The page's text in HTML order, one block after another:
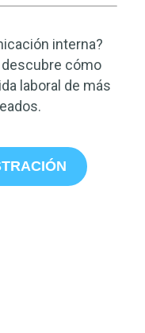
interna?
cómo
laboral de más